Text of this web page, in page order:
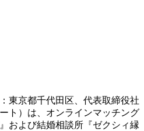
東京都千代田区、代表取締役社
ト）は、オンラインマッチング
および結婚相談所『ゼクシィ縁